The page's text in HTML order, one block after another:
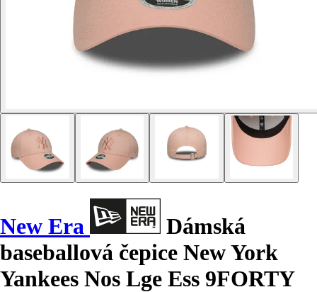
New Era
Dámská
baseballová čepice New York
Yankees Nos Lge Ess 9FORTY